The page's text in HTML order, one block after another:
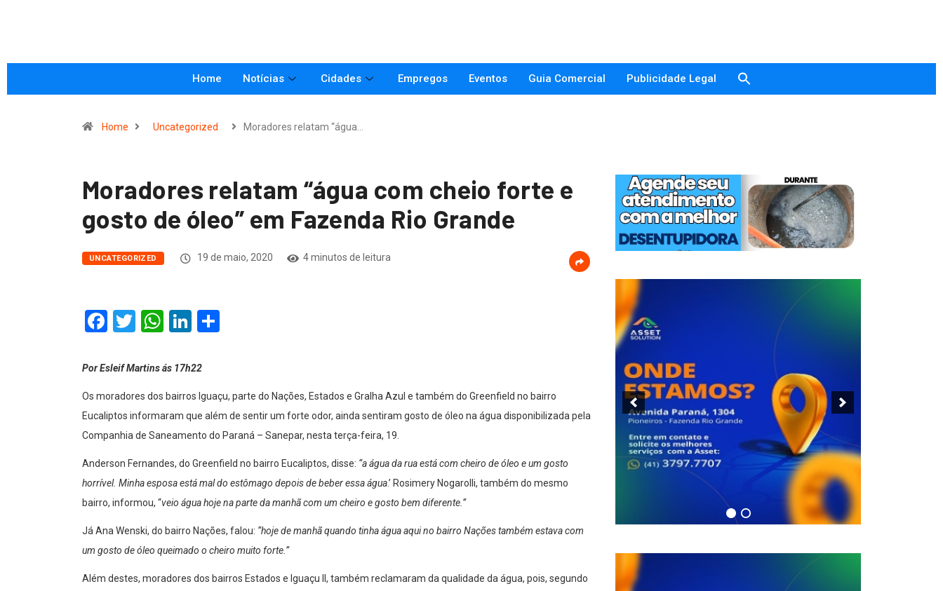
Home Notícias Cidades Empregos Eventos Guia Comercial Publicidade Legal
Home Uncategorized Moradores relatam “água…
Moradores relatam “água com cheio forte e
gosto de óleo” em Fazenda Rio Grande
UNCATEGORIZED 19 de maio, 2020 4 minutos de leitura
Facebook
Twitter
WhatsApp
LinkedIn
Por Esleif Martins ás 17h22
Os moradores dos bairros Iguaçu, parte do Nações, Estados e Gralha Azul e também do Greenfield no bairro
Eucaliptos informaram que além de sentir um forte odor, ainda sentiram gosto de óleo na água disponibilizada pela
Companhia de Saneamento do Paraná – Sanepar, nesta terça-feira, 19.
Anderson Fernandes, do Greenfield no bairro Eucaliptos, disse: “a água da rua está com cheiro de óleo e um gosto
horrível. Minha esposa está mal do estômago depois de beber essa água.’ Rosimery Nogarolli, também do mesmo
bairro, informou, “veio água hoje na parte da manhã com um cheiro e gosto bem diferente.”
Já Ana Wenski, do bairro Nações, falou: “hoje de manhã quando tinha água aqui no bairro Nações também estava com
um gosto de óleo queimado o cheiro muito forte.”
Além destes, moradores dos bairros Estados e Iguaçu II, também reclamaram da qualidade da água, pois, segundo